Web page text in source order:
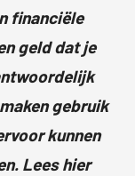
financiële
geld dat je
gebruik
kunnen
Lees hier